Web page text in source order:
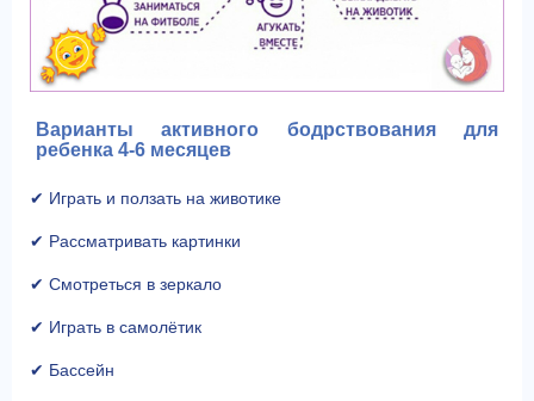
Варианты активного бодрствования для
ребенка 4-6 месяцев
✔ Играть и ползать на животике
✔ Рассматривать картинки
✔ Смотреться в зеркало
✔ Играть в самолётик
✔ Бассейн